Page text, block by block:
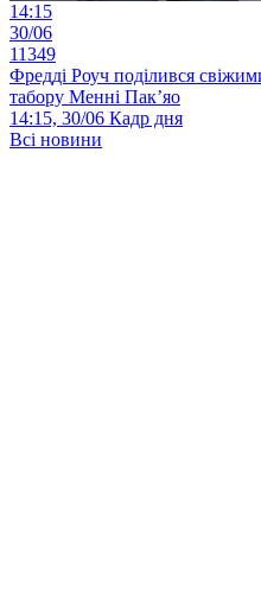
14:15
30/06
11349
Фредді Роуч поділився
табору Менні Пак’яо
14:15, 30/06 Кадр дня
Всі новини